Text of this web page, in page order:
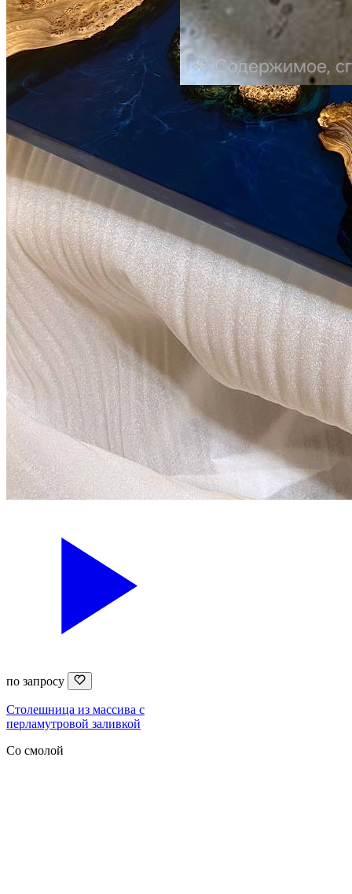
по запросу
Столешница из массива с
перламутровой заливкой
Со смолой
по запросу
Барный стол из карагача с
живым краем
Слэб без смолы